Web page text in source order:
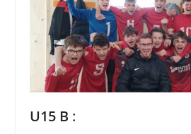
U15 B :